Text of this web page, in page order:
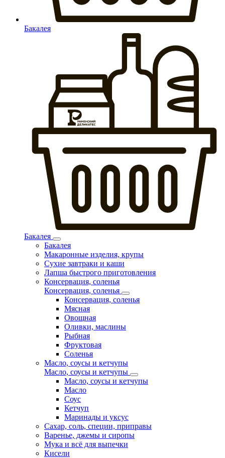
Бакалея
Бакалея
Бакалея
Макаронные изделия, крупы
Сухие завтраки и каши
Лапша быстрого приготовления
Консервация, соленья
Консервация, соленья
Консервация, соленья
Мясная
Овощная
Оливки, маслины
Рыбная
Фруктовая
Соленья
Масло, соусы и кетчупы
Масло, соусы и кетчупы
Масло, соусы и кетчупы
Масло
Соус
Кетчуп
Маринады и уксус
Сахар, соль, специи, приправы
Варенье, джемы и сиропы
Мука и всё для выпечки
Кисели